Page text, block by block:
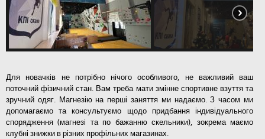
Для новачків не потрібно нічого особливого, не важливий ваш
поточний фізичний стан. Вам треба мати змінне спортивне взуття та
зручний одяг. Магнезію на перші заняття ми надаємо. З часом ми
допомагаємо та консультуємо щодо придбання індивідуального
спорядження (магнезі та по бажанню скельники), зокрема маємо
клубні знижки в різних профільних магазинах.